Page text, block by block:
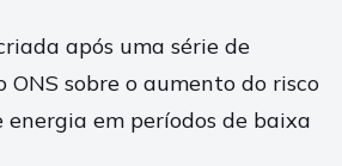
após uma série de
sobre o aumento do risco
energia em períodos de baixa